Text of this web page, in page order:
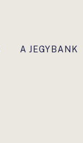
A JEGYBANK